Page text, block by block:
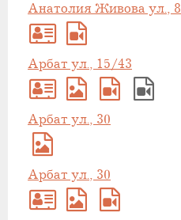
Анатолия Живова ул., 8
Арбат ул., 15/43
Арбат ул., 30
Арбат ул., 30